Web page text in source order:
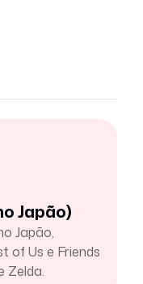
Japão)
Japão,
of Us e Friends
Zelda.